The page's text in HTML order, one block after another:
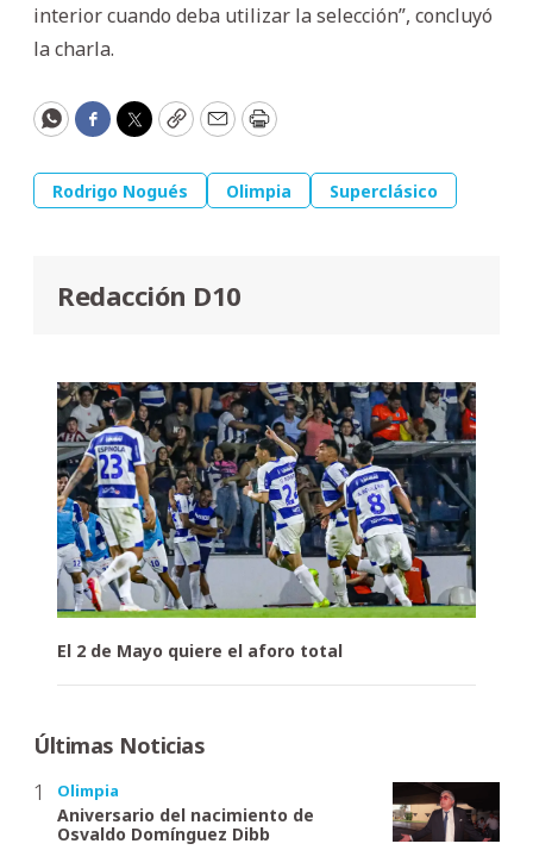
interior cuando deba utilizar la selección”, concluyó
la charla.
WhatsApp
Facebook
Twitter
CopyEmailPrint
Rodrigo Nogués Olimpia Superclásico
Redacción D10
El 2 de Mayo quiere el aforo total
Últimas Noticias
Olimpia
Aniversario del nacimiento de
Osvaldo Domínguez Dibb